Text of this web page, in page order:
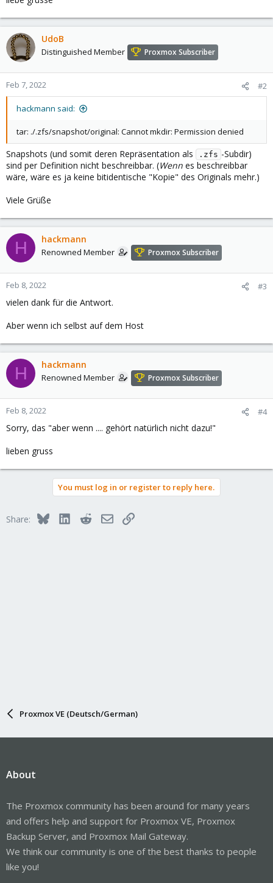
UdoB
Distinguished Member Proxmox Subscriber
Feb 7, 2022 #2
hackmann said:
tar: ./.zfs/snapshot/original: Cannot mkdir: Permission denied
Snapshots (und somit deren Repräsentation als .zfs -Subdir)
sind per Definition nicht beschreibbar. (Wenn es beschreibbar
wäre, wäre es ja keine bitidentische "Kopie" des Originals mehr.)
Viele Grüße
H hackmann
Renowned Member Proxmox Subscriber
Feb 8, 2022 #3
vielen dank für die Antwort.
Aber wenn ich selbst auf dem Host
H hackmann
Renowned Member Proxmox Subscriber
Feb 8, 2022 #4
Sorry, das "aber wenn .... gehört natürlich nicht dazu!"
lieben gruss
You must log in or register to reply here.
Share: BlueskyLinkedInRedditEmailLink
Proxmox VE (Deutsch/German)
About
The Proxmox community has been around for many years
and offers help and support for Proxmox VE, Proxmox
Backup Server, and Proxmox Mail Gateway.
We think our community is one of the best thanks to people
like you!